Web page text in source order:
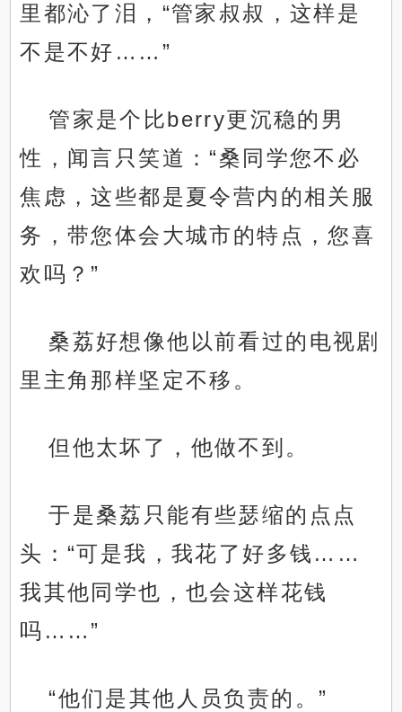
里都沁了泪，“管家叔叔，这样是
不是不好……”
管家是个比berry更沉稳的男
性，闻言只笑道：“桑同学您不必
焦虑，这些都是夏令营内的相关服
务，带您体会大城市的特点，您喜
欢吗？”
桑荔好想像他以前看过的电视剧
里主角那样坚定不移。
但他太坏了，他做不到。
于是桑荔只能有些瑟缩的点点
头：“可是我，我花了好多钱……
我其他同学也，也会这样花钱
吗……”
“他们是其他人员负责的。”